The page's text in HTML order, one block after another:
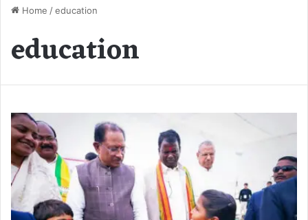
Home /education
education